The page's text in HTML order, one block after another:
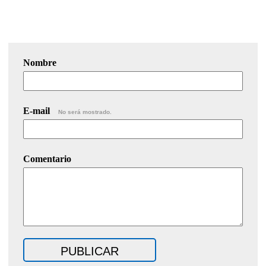
Nombre
E-mail No será mostrado.
Comentario